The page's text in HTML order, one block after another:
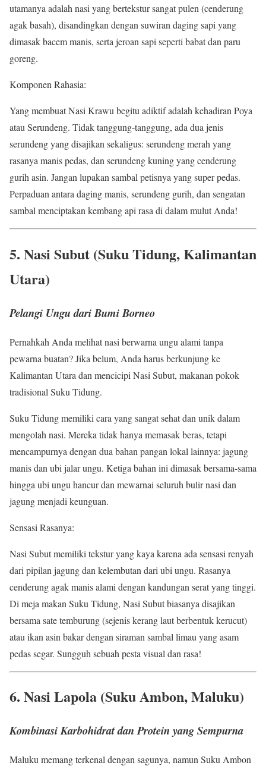
utamanya adalah nasi yang bertekstur sangat pulen (cenderung
agak basah), disandingkan dengan suwiran daging sapi yang
dimasak bacem manis, serta jeroan sapi seperti babat dan paru
goreng.
Komponen Rahasia:
Yang membuat Nasi Krawu begitu adiktif adalah kehadiran Poya
atau Serundeng. Tidak tanggung-tanggung, ada dua jenis
serundeng yang disajikan sekaligus: serundeng merah yang
rasanya manis pedas, dan serundeng kuning yang cenderung
gurih asin. Jangan lupakan sambal petisnya yang super pedas.
Perpaduan antara daging manis, serundeng gurih, dan sengatan
sambal menciptakan kembang api rasa di dalam mulut Anda!
5. Nasi Subut (Suku Tidung, Kalimantan
Utara)
Pelangi Ungu dari Bumi Borneo
Pernahkah Anda melihat nasi berwarna ungu alami tanpa
pewarna buatan? Jika belum, Anda harus berkunjung ke
Kalimantan Utara dan mencicipi Nasi Subut, makanan pokok
tradisional Suku Tidung.
Suku Tidung memiliki cara yang sangat sehat dan unik dalam
mengolah nasi. Mereka tidak hanya memasak beras, tetapi
mencampurnya dengan dua bahan pangan lokal lainnya: jagung
manis dan ubi jalar ungu. Ketiga bahan ini dimasak bersama-sama
hingga ubi ungu hancur dan mewarnai seluruh bulir nasi dan
jagung menjadi keunguan.
Sensasi Rasanya:
Nasi Subut memiliki tekstur yang kaya karena ada sensasi renyah
dari pipilan jagung dan kelembutan dari ubi ungu. Rasanya
cenderung agak manis alami dengan kandungan serat yang tinggi.
Di meja makan Suku Tidung, Nasi Subut biasanya disajikan
bersama sate temburung (sejenis kerang laut berbentuk kerucut)
atau ikan asin bakar dengan siraman sambal limau yang asam
pedas segar. Sungguh sebuah pesta visual dan rasa!
6. Nasi Lapola (Suku Ambon, Maluku)
Kombinasi Karbohidrat dan Protein yang Sempurna
Maluku memang terkenal dengan sagunya, namun Suku Ambon